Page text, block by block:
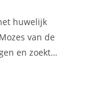
huwelijk
van de
en zoekt…